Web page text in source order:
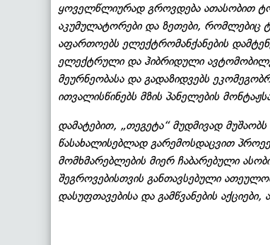
ყოველწლიურად გროვდება ათასობით
აკუმულატორები და ზეთები, რომლებიც
აფართოებს ელექტრომანქანების
ელექტრული და ჰიბრიდული
მეურნეობასა და გადაზიდვებს
ითვალისწინებს მზის პანელების
დამატებით, „თეგეტა“ მუდმივად
წასახალისებლად გარემოსდაცვით
მომხმარებლების მიერ ჩაბარებული
შეგროვებისთვის განთავსებული
დასუფთავებისა და გამწვანების